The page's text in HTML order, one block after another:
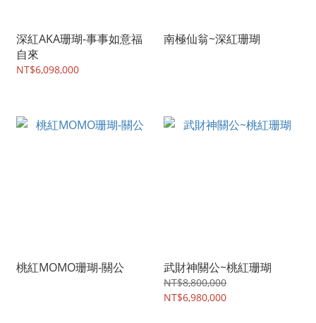
深紅AKA珊瑚-事事如意福
自來
NT$6,098,000
南極仙翁~深紅珊瑚
桃紅MOMO珊瑚-關公 武財神關公~桃紅珊瑚
NT$8,800,000
NT$6,980,000